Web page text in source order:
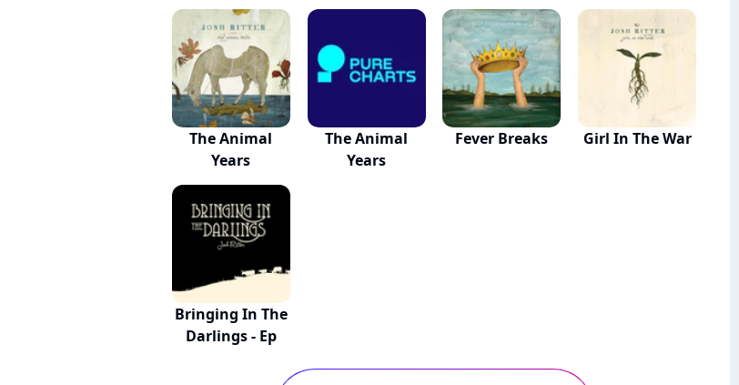
The Animal
Years
The Animal
Years
Fever Breaks Girl In The War
Bringing In The
Darlings - Ep